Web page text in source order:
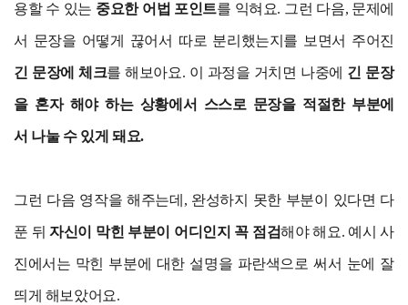
용할 수 있는 중요한 어법 포인트를 익혀요. 그런 다음, 문제에
서 문장을 어떻게 끊어서 따로 분리했는지를 보면서 주어진
긴 문장에 체크를 해보아요. 이 과정을 거치면 나중에 긴 문장
을 혼자 해야 하는 상황에서 스스로 문장을 적절한 부분에
서 나눌 수 있게 돼요.
그런 다음 영작을 해주는데, 완성하지 못한 부분이 있다면 다
푼 뒤자신이 막힌 부분이 어디인지 꼭 점검해야 해요. 예시 사
진에서는 막힌 부분에 대한 설명을 파란색으로 써서 눈에 잘
띄게 해보았어요.